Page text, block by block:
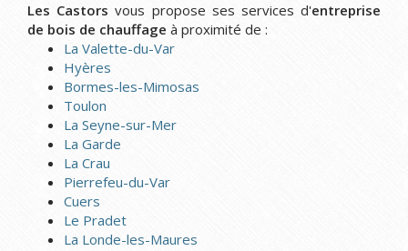
Les Castors vous propose ses services d'entreprise
de bois de chauffage à proximité de :
La Valette-du-Var
Hyères
Bormes-les-Mimosas
Toulon
La Seyne-sur-Mer
La Garde
La Crau
Pierrefeu-du-Var
Cuers
Le Pradet
La Londe-les-Maures